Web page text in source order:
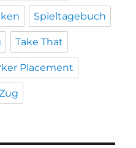
Spieltagebuch
Take That
Placement